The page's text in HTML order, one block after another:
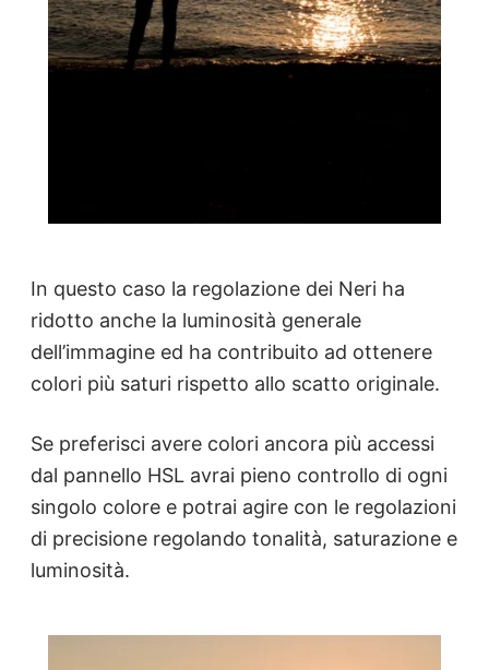
In questo caso la regolazione dei Neri ha
ridotto anche la luminosità generale
dell’immagine ed ha contribuito ad ottenere
colori più saturi rispetto allo scatto originale.
Se preferisci avere colori ancora più accessi
dal pannello HSL avrai pieno controllo di ogni
singolo colore e potrai agire con le regolazioni
di precisione regolando tonalità, saturazione e
luminosità.